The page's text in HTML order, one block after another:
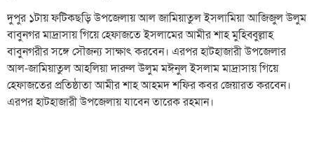
দুপুর ১টায় ফটিকছড়ি উপজেলায় আল জামিয়াতুল ইসলামিয়া আজিজুল উলুম
বাবুনগর মাদ্রাসায় গিয়ে হেফাজতে ইসলামের আমীর শাহ মুহিব্বুল্লাহ
বাবুনগরীর সঙ্গে সৌজন্য সাক্ষাৎ করবেন। এরপর হাটহাজারী উপজেলার
আল-জামিয়াতুল আহলিয়া দারুল উলুম মঈনুল ইসলাম মাদ্রাসায় গিয়ে
হেফাজতের প্রতিষ্ঠাতা আমীর শাহ আহমদ শফির কবর জেয়ারত করবেন।
এরপর হাটহাজারী উপজেলায় যাবেন তারেক রহমান।